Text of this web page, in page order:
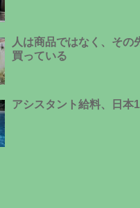
人は商品ではなく、その
買っている
アシスタント給料、日本